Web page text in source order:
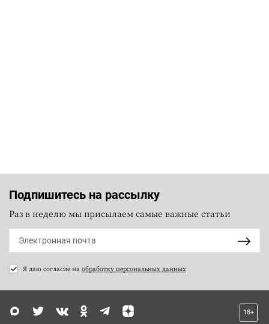
Подпишитесь на рассылку
Раз в неделю мы присылаем самые важные статьи
Я даю согласие на обработку персональных данных
18+